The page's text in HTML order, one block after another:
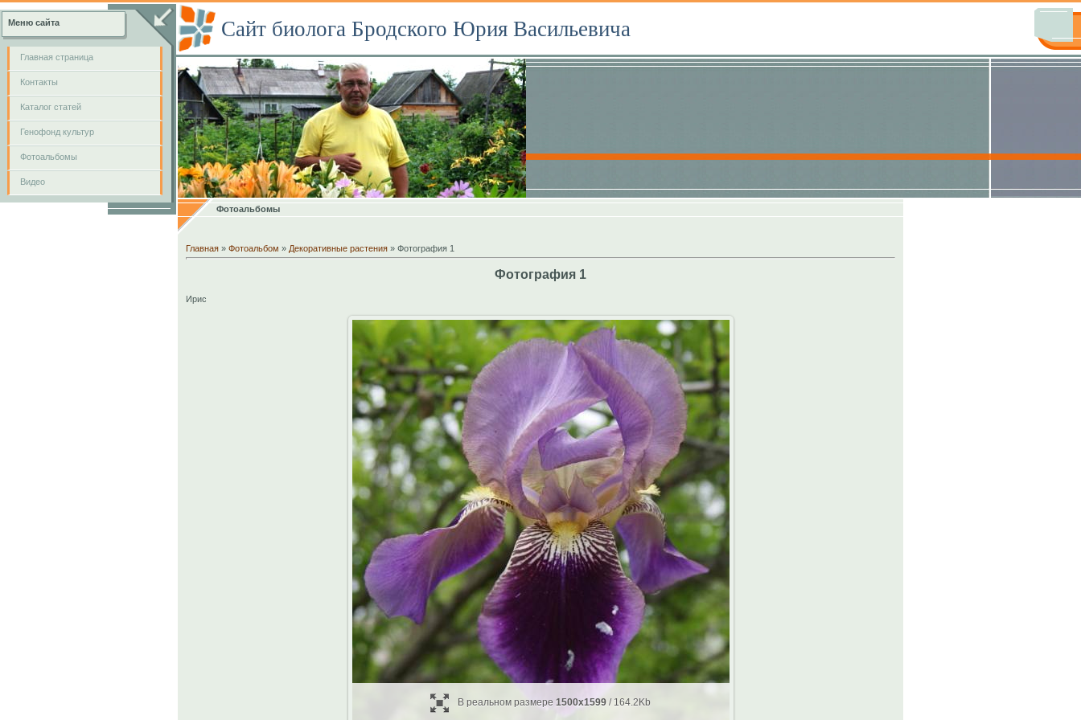
Меню сайта
Главная страница
Контакты
Каталог статей
Генофонд культур
Фотоальбомы
Видео
Сайт биолога Бродского Юрия Васильевича
Фотоальбомы
Главная » Фотоальбом » Декоративные растения » Фотография 1
Фотография 1
Ирис
В реальном размере 1500x1599 / 164.2Kb